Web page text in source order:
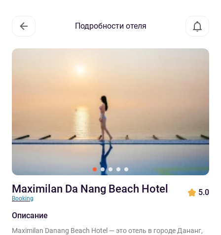
Подробности отеля
Maximilan Da Nang Beach Hotel
Booking
5.0
Описание
Maximilan Danang Beach Hotel — это отель в городе Дананг,